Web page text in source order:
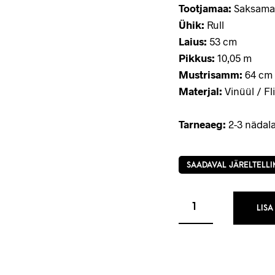
Tootjamaa:
Ühik: Rull
Laius: 53 cm
Pikkus: 10,05 m
Mustrisamm: 64
Materjal: Vinüül /
Tarneaeg: 2-3
SAADAVAL